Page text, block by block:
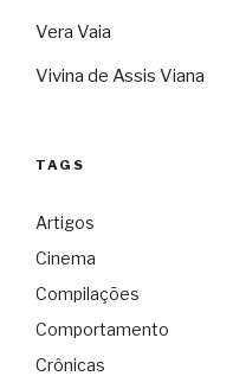
Vera Vaia
Vivina de Assis Viana
TAGS
Artigos
Cinema
Compilações
Comportamento
Crônicas